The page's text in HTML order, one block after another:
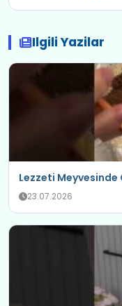
Ilgili Yazilar
Lezzeti
23.07.2026